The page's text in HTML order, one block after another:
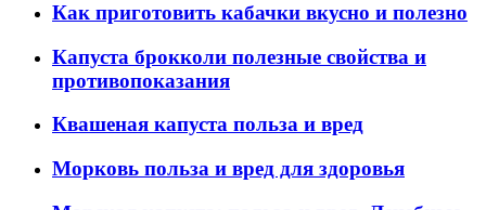
Как приготовить кабачки вкусно и полезно
Капуста брокколи полезные свойства и
противопоказания
Квашеная капуста польза и вред
Морковь польза и вред для здоровья